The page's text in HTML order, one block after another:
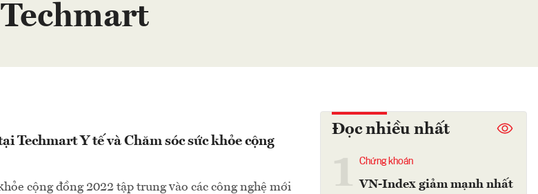
Techmart
Techmart Y tế và Chăm sóc sức khỏe cộng
cộng đồng 2022 tập trung vào các công nghệ mới
Đọc nhiều nhất
Chứng khoán
VN-Index giảm mạnh nhất